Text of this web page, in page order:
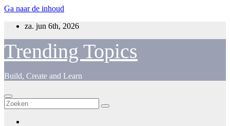
Ga naar de inhoud
za. jun 6th, 2026
Trending Topics
Build, Create and Learn